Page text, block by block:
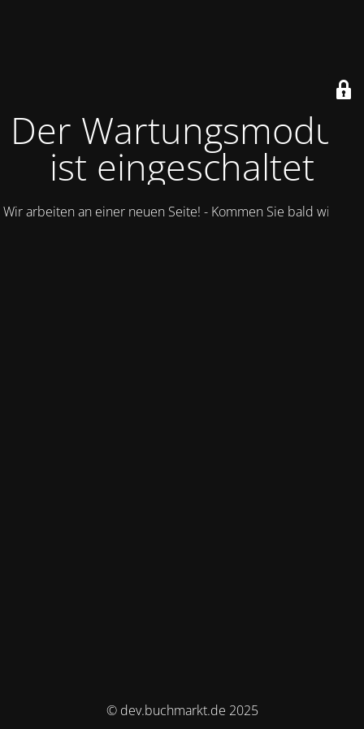
Der Wartungsmodus
ist eingeschaltet
Wir arbeiten an einer neuen Seite! - Kommen Sie bald wieder.
© dev.buchmarkt.de 2025